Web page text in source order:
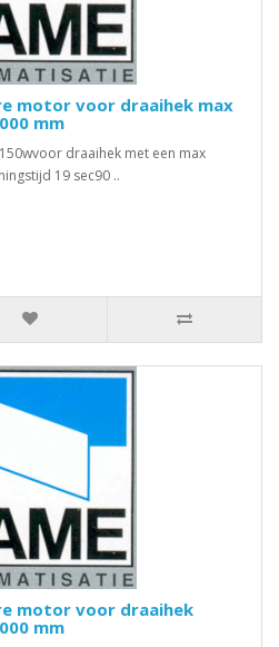
motor voor draaihek max
mm
draaihek met een max
19 sec90 ..
motor voor draaihek
mm